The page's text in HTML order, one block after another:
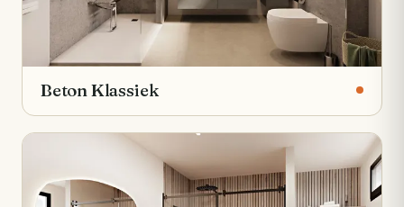
Beton Klassiek